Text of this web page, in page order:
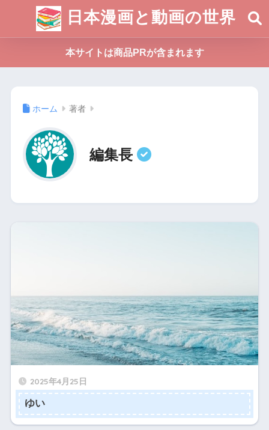
日本漫画と動画の世界
本サイトは商品PRが含まれます
ホーム 著者
編集長
2025年4月25日
ゆい